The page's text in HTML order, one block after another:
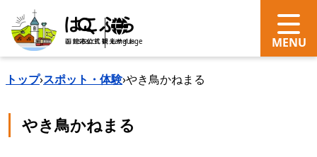
search Language
トップ›スポット・体験›やき鳥かねまる
やき鳥かねまる